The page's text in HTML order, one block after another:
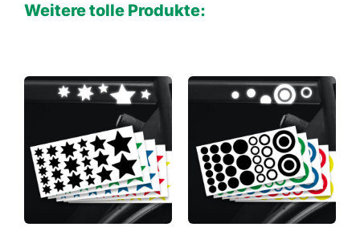
Weitere tolle Produkte: